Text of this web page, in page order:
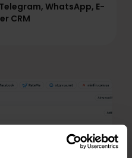
WhatsApp, E-
CRM